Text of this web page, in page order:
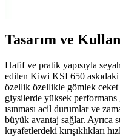
Tasarım ve
Hafif ve pratik yapısıyla
edilen Kiwi KSI 650 askıdaki
özellik özellikle gömlek ceket
giysilerde yüksek
ısınması acil durumlar ve
büyük avantaj sağlar. Ayrıca
kıyafetlerdeki kırışıklıkları